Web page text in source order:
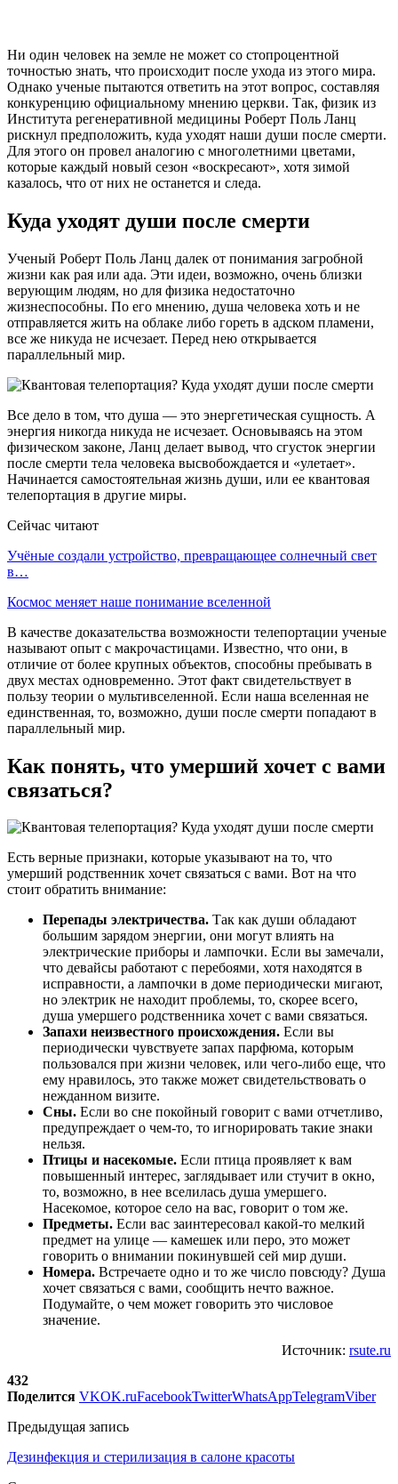
Ни один человек на земле не может со стопроцентной
точностью знать, что происходит после ухода из этого мира.
Однако ученые пытаются ответить на этот вопрос, составляя
конкуренцию официальному мнению церкви. Так, физик из
Института регенеративной медицины Роберт Поль Ланц
рискнул предположить, куда уходят наши души после смерти.
Для этого он провел аналогию с многолетними цветами,
которые каждый новый сезон «воскресают», хотя зимой
казалось, что от них не останется и следа.
Куда уходят души после смерти
Ученый Роберт Поль Ланц далек от понимания загробной
жизни как рая или ада. Эти идеи, возможно, очень близки
верующим людям, но для физика недостаточно
жизнеспособны. По его мнению, душа человека хоть и не
отправляется жить на облаке либо гореть в адском пламени,
все же никуда не исчезает. Перед нею открывается
параллельный мир.
Все дело в том, что душа — это энергетическая сущность. А
энергия никогда никуда не исчезает. Основываясь на этом
физическом законе, Ланц делает вывод, что сгусток энергии
после смерти тела человека высвобождается и «улетает».
Начинается самостоятельная жизнь души, или ее квантовая
телепортация в другие миры.
Сейчас читают
Учёные создали устройство, превращающее солнечный свет
в…
Космос меняет наше понимание вселенной
В качестве доказательства возможности телепортации ученые
называют опыт с макрочастицами. Известно, что они, в
отличие от более крупных объектов, способны пребывать в
двух местах одновременно. Этот факт свидетельствует в
пользу теории о мультивселенной. Если наша вселенная не
единственная, то, возможно, души после смерти попадают в
параллельный мир.
Как понять, что умерший хочет с вами
связаться?
Есть верные признаки, которые указывают на то, что
умерший родственник хочет связаться с вами. Вот на что
стоит обратить внимание:
Перепады электричества. Так как души обладают
большим зарядом энергии, они могут влиять на
электрические приборы и лампочки. Если вы замечали,
что девайсы работают с перебоями, хотя находятся в
исправности, а лампочки в доме периодически мигают,
но электрик не находит проблемы, то, скорее всего,
душа умершего родственника хочет с вами связаться.
Запахи неизвестного происхождения. Если вы
периодически чувствуете запах парфюма, которым
пользовался при жизни человек, или чего-либо еще, что
ему нравилось, это также может свидетельствовать о
нежданном визите.
Сны. Если во сне покойный говорит с вами отчетливо,
предупреждает о чем-то, то игнорировать такие знаки
нельзя.
Птицы и насекомые. Если птица проявляет к вам
повышенный интерес, заглядывает или стучит в окно,
то, возможно, в нее вселилась душа умершего.
Насекомое, которое село на вас, говорит о том же.
Предметы. Если вас заинтересовал какой-то мелкий
предмет на улице — камешек или перо, это может
говорить о внимании покинувшей сей мир души.
Номера. Встречаете одно и то же число повсюду? Душа
хочет связаться с вами, сообщить нечто важное.
Подумайте, о чем может говорить это числовое
значение.
Источник: rsute.ru
432
Поделится VKOK.ruFacebookTwitterWhatsAppTelegramViber
Предыдущая запись
Дезинфекция и стерилизация в салоне красоты